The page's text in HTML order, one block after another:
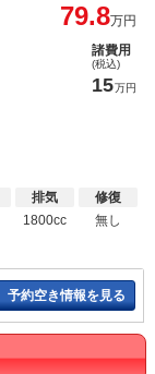
79.8万円
諸費用
(税込)
15万円
排気
1800cc
修復
無し
予約空き情報を見る